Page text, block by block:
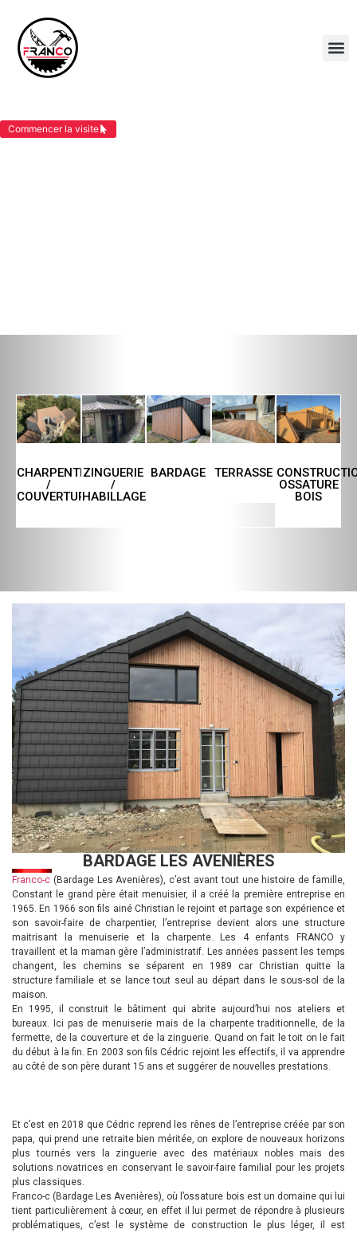
Commencer la visite
CHARPENTE
/
COUVERTURE
ZINGUERIE
/
HABILLAGE
BARDAGE TERRASSE
OSSATURE
BOIS
BARDAGE LES AVENIÈRES
Franco-c (Bardage Les Avenières), c’est avant tout une histoire de famille,
Constant le grand père était menuisier, il a créé la première entreprise en
1965. En 1966 son fils ainé Christian le rejoint et partage son expérience et
son savoir-faire de charpentier, l’entreprise devient alors une structure
maitrisant la menuiserie et la charpente. Les 4 enfants FRANCO y
travaillent et la maman gère l’administratif. Les années passent les temps
changent, les chemins se séparent en 1989 car Christian quitte la
structure familiale et se lance tout seul au départ dans le sous-sol de la
maison.
En 1995, il construit le bâtiment qui abrite aujourd’hui nos ateliers et
bureaux. Ici pas de menuiserie mais de la charpente traditionnelle, de la
fermette, de la couverture et de la zinguerie. Quand on fait le toit on le fait
du début à la fin. En 2003 son fils Cédric rejoint les effectifs, il va apprendre
au côté de son père durant 15 ans et suggérer de nouvelles prestations.
Et c’est en 2018 que Cédric reprend les rênes de l’entreprise créée par son
papa, qui prend une retraite bien méritée, on explore de nouveaux horizons
plus tournés vers la zinguerie avec des matériaux nobles mais des
solutions novatrices en conservant le savoir-faire familial pour les projets
plus classiques.
Franco-c (Bardage Les Avenières), où l’ossature bois est un domaine qui lui
tient particulièrement à cœur, en effet il lui permet de répondre à plusieurs
problématiques, c’est le système de construction le plus léger, il est